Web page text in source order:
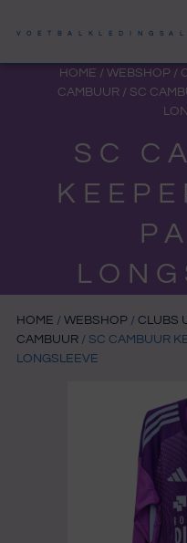
naar
de
HOME / WEBSHOP /
CAMBUUR / SC
SC
HOME / WEBSHOP/ CLUBS
CAMBUUR/ SC CAMBUUR
LONGSLEEVE